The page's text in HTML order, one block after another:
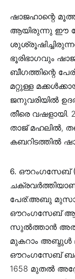
ഷാജഹാന്റെ
ആയിരുന്നു ഈ
ഭൂരിഭാഗവും
ബീഗത്തിന്റെ
മറ്റുള്ള
ജനുവരിയിൽ
തീരെ വഷളായി.
താജ് മഹലിൽ,
കബറിടത്തിൽ
6. ഔറംഗസേബ്
പേര്‌:അബു
ഔറംഗസേബ്
സുൽത്താൻ
മുകറാം അബ്ദുൾ
ഔറംഗസേബ്
1658 മുതൽ